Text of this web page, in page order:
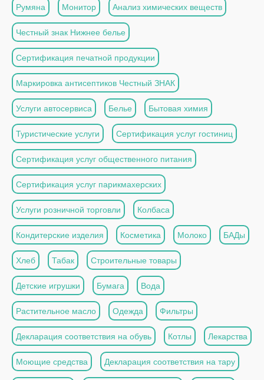
Румяна Монитор Анализ химических веществ
Честный знак Нижнее белье
Сертификация печатной продукции
Маркировка антисептиков Честный ЗНАК
Услуги автосервиса Белье Бытовая химия
Туристические услуги Сертификация услуг гостиниц
Сертификация услуг общественного питания
Сертификация услуг парикмахерских
Услуги розничной торговли Колбаса
Кондитерские изделия Косметика Молоко БАДы
Хлеб Табак Строительные товары
Детские игрушки Бумага Вода
Растительное масло Одежда Фильтры
Декларация соответствия на обувь Котлы Лекарства
Моющие средства Декларация соответствия на тару